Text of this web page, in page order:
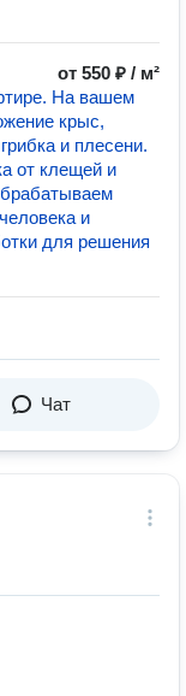
от 550 ₽ / м²
На вашем
крыс,
и плесени.
от клещей и
и
для решения
Чат